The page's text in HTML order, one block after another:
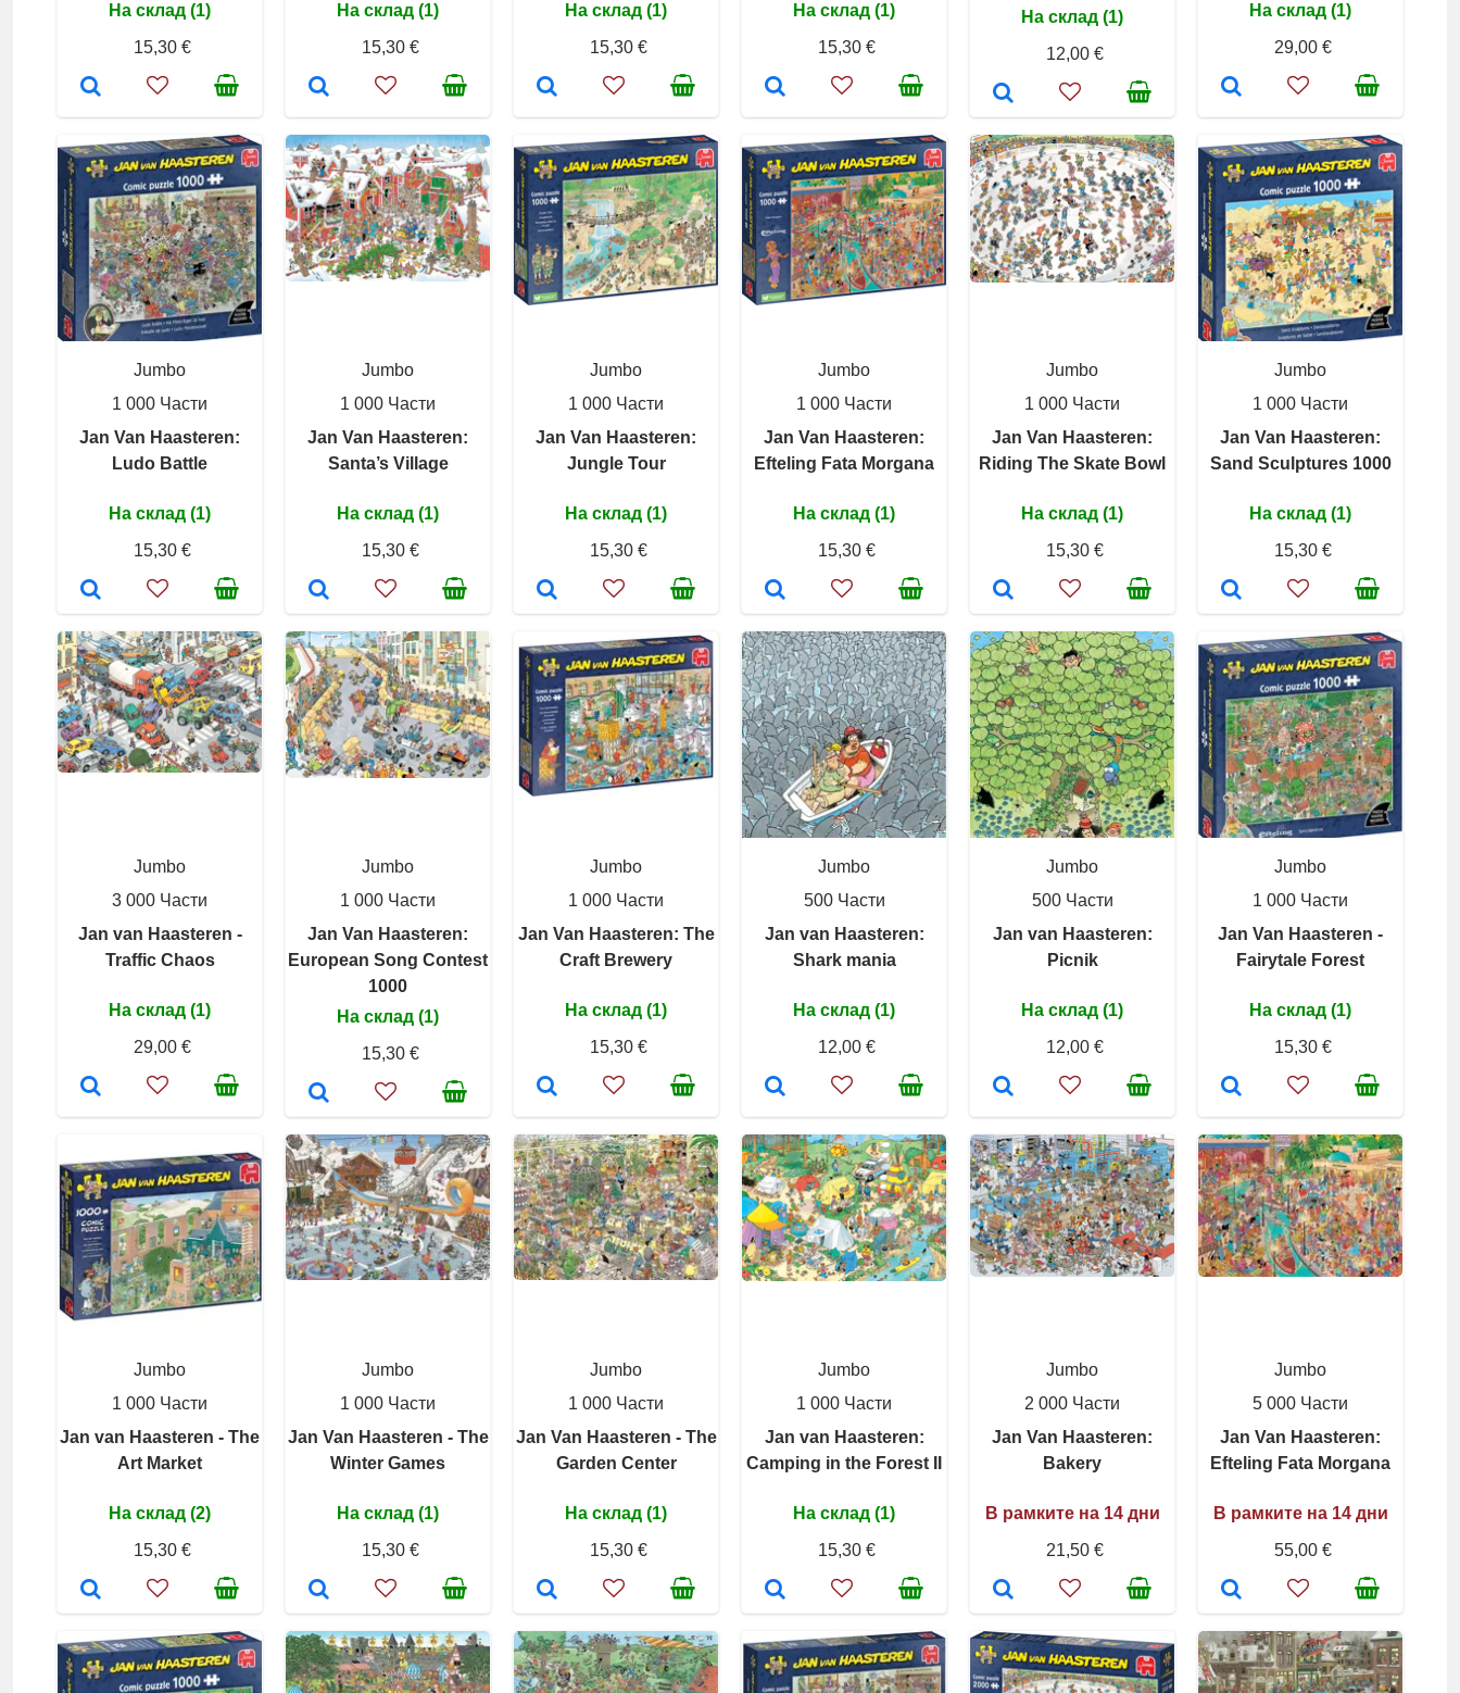
На склад (1)
15,30 €
На склад (1)
15,30 €
На склад (1)
15,30 €
На склад (1)
15,30 €
На склад (1)
12,00 €
На склад (1)
29,00 €
Jumbo
1 000 Части
Jan Van Haasteren:
Ludo Battle
На склад (1)
15,30 €
Jumbo
1 000 Части
Jan Van Haasteren:
Santa’s Village
На склад (1)
15,30 €
Jumbo
1 000 Части
Jan Van Haasteren:
Jungle Tour
На склад (1)
15,30 €
Jumbo
1 000 Части
Jan Van Haasteren:
Efteling Fata Morgana
На склад (1)
15,30 €
Jumbo
1 000 Части
Jan Van Haasteren:
Riding The Skate Bowl
На склад (1)
15,30 €
Jumbo
1 000 Части
Jan Van Haasteren:
Sand Sculptures 1000
На склад (1)
15,30 €
Jumbo
3 000 Части
Jan van Haasteren -
Traffic Chaos
На склад (1)
29,00 €
Jumbo
1 000 Части
Jan Van Haasteren:
European Song Contest
1000
На склад (1)
15,30 €
Jumbo
1 000 Части
Jan Van Haasteren: The
Craft Brewery
На склад (1)
15,30 €
Jumbo
500 Части
Jan van Haasteren:
Shark mania
На склад (1)
12,00 €
Jumbo
500 Части
Jan van Haasteren:
Picnik
На склад (1)
12,00 €
Jumbo
1 000 Части
Jan Van Haasteren -
Fairytale Forest
На склад (1)
15,30 €
Jumbo
1 000 Части
Jan van Haasteren - The
Art Market
На склад (2)
15,30 €
Jumbo
1 000 Части
Jan Van Haasteren - The
Winter Games
На склад (1)
15,30 €
Jumbo
1 000 Части
Jan Van Haasteren - The
Garden Center
На склад (1)
15,30 €
Jumbo
1 000 Части
Jan van Haasteren:
Camping in the Forest II
На склад (1)
15,30 €
Jumbo
2 000 Части
Jan Van Haasteren:
Bakery
В рамките на 14 дни
21,50 €
Jumbo
5 000 Части
Jan Van Haasteren:
Efteling Fata Morgana
В рамките на 14 дни
55,00 €